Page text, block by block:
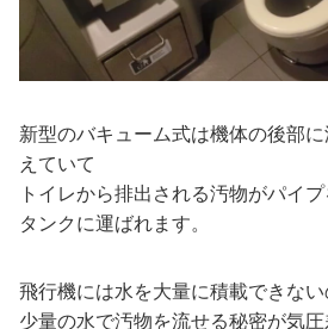
新型のバキューム式は機体の後部
えていて
トイレから排出される汚物がパイ
タンクに運ばれます。
飛行機には水を大量に積載できな
少量の水で汚物を流せる秘密が気圧